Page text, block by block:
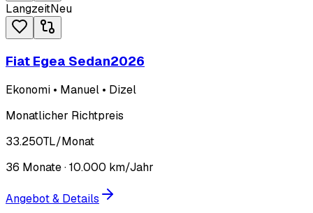
LangzeitNeu
Fiat Egea Sedan2026
Ekonomi • Manuel • Dizel
Monatlicher Richtpreis
33.250TL/Monat
36 Monate ·10.000 km/Jahr
Angebot & Details